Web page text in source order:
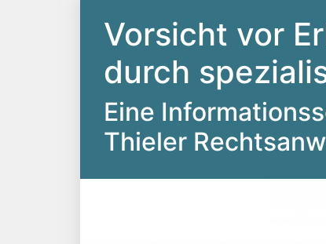
Vorsicht vor
durch
Eine
Thieler